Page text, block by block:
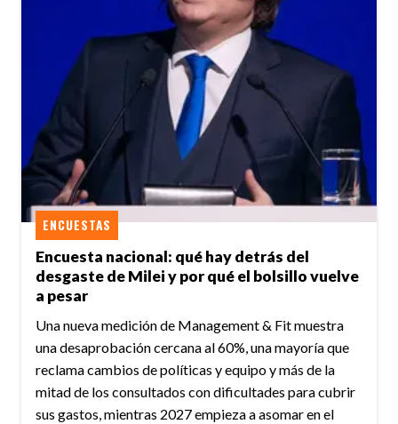
Encuesta nacional: qué hay detrás del
desgaste de Milei y por qué el bolsillo vuelve
a pesar
ENCUESTAS
Una nueva medición de Management & Fit muestra
una desaprobación cercana al 60%, una mayoría que
reclama cambios de políticas y equipo y más de la
mitad de los consultados con dificultades para cubrir
sus gastos, mientras 2027 empieza a asomar en el